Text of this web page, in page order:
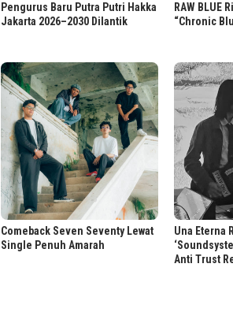
Pengurus Baru Putra Putri Hakka
Jakarta 2026–2030 Dilantik
RAW BLUE
“Chronic
Comeback Seven Seventy Lewat
Single Penuh Amarah
Una Eterna
Anti Trust